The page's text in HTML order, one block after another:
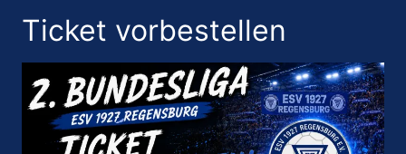
Ticket vorbestellen